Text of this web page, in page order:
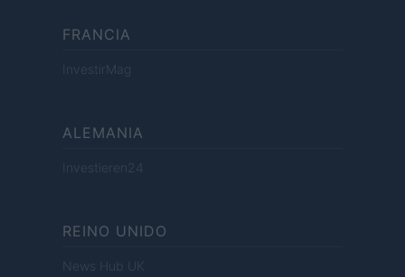
FRANCIA
InvestirMag
ALEMANIA
Investieren24
REINO UNIDO
News Hub UK